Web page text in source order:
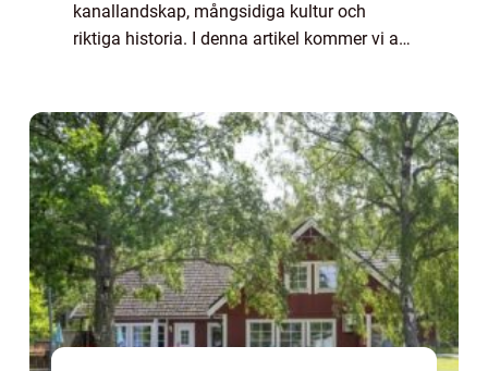
kanallandskap, mångsidiga kultur och
riktiga historia. I denna artikel kommer vi att
gör dem popul...